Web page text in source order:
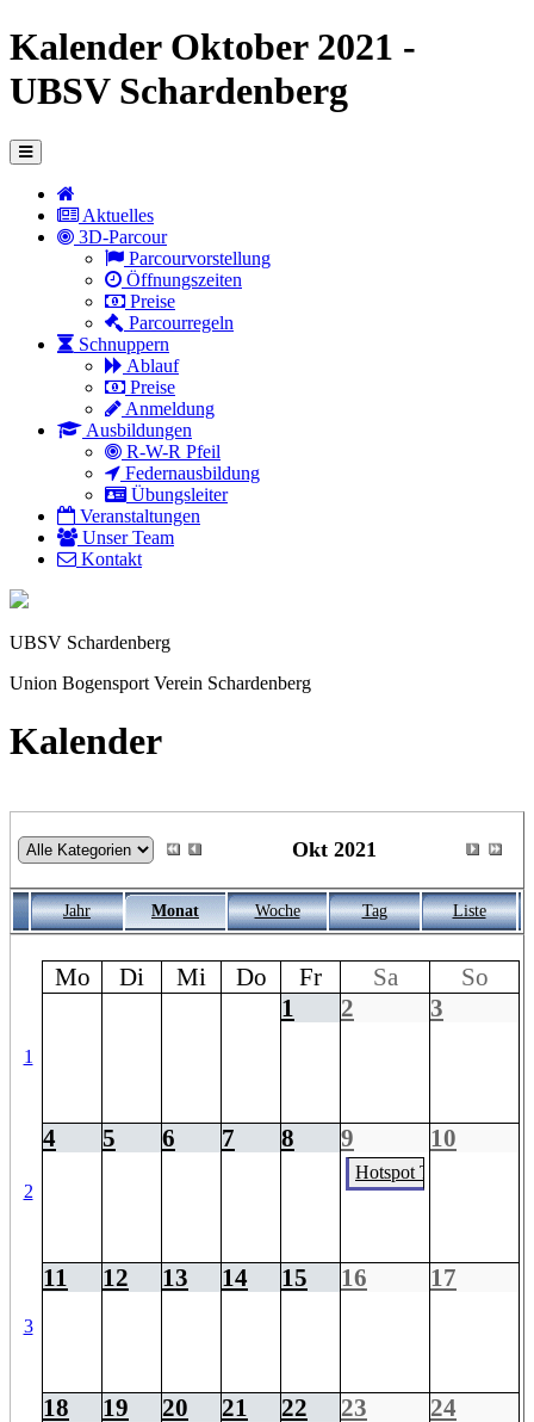
Kalender Oktober 2021 -
UBSV Schardenberg
Aktuelles
3D-Parcour
Parcourvorstellung
Öffnungszeiten
Preise
Parcourregeln
Schnuppern
Ablauf
Preise
Anmeldung
Ausbildungen
R-W-R Pfeil
Federnausbildung
Übungsleiter
Veranstaltungen
Unser Team
Kontakt
UBSV Schardenberg
Union Bogensport Verein Schardenberg
Kalender
Okt 2021
Jahr Monat Woche Tag Liste
Mo Di Mi Do Fr Sa So
1
1 2 3
2
4 5 6 7 8 9 10
Hotspot Trophy BSV
3
11 12 13 14 15 16 17
18 19 20 21 22 23 24